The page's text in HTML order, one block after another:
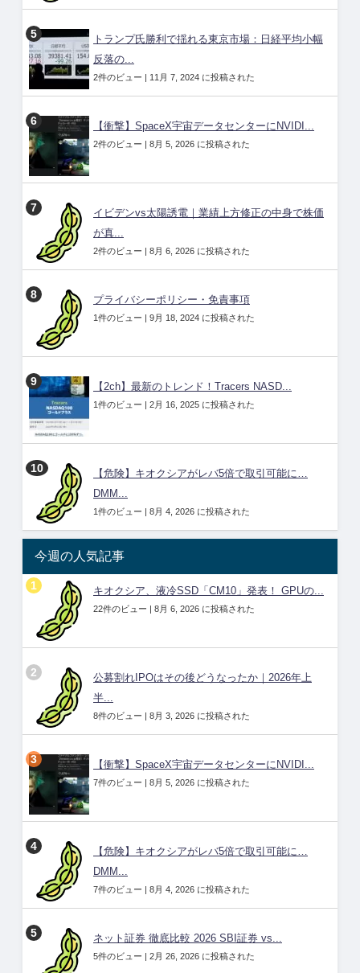
トランプ氏勝利で揺れる東京市場：日経平均小幅
反落の...
2件のビュー | 11月 7, 2024 に投稿された
【衝撃】SpaceX宇宙データセンターにNVIDI...
2件のビュー | 8月 5, 2026 に投稿された
イビデンvs太陽誘電｜業績上方修正の中身で株価
が真...
2件のビュー | 8月 6, 2026 に投稿された
プライバシーポリシー・免責事項
1件のビュー | 9月 18, 2024 に投稿された
【2ch】最新のトレンド！Tracers NASD...
1件のビュー | 2月 16, 2025 に投稿された
【危険】キオクシアがレバ5倍で取引可能に…
DMM...
1件のビュー | 8月 4, 2026 に投稿された
今週の人気記事
キオクシア、液冷SSD「CM10」発表！ GPUの...
22件のビュー | 8月 6, 2026 に投稿された
公募割れIPOはその後どうなったか｜2026年上
半...
8件のビュー | 8月 3, 2026 に投稿された
【衝撃】SpaceX宇宙データセンターにNVIDI...
7件のビュー | 8月 5, 2026 に投稿された
【危険】キオクシアがレバ5倍で取引可能に…
DMM...
7件のビュー | 8月 4, 2026 に投稿された
ネット証券 徹底比較 2026 SBI証券 vs...
5件のビュー | 2月 26, 2026 に投稿された